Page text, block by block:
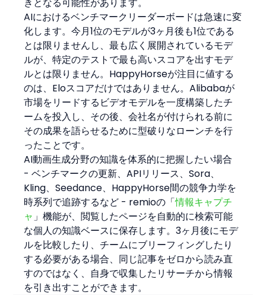
AIにおけるベンチマークリーダーボードは急速に変
化します。今月1位のモデルが3ヶ月後も1位である
とは限りませんし、最も広く展開されているモデ
ルが、特定のテストで最も高いスコアを出すモデ
ルとは限りません。HappyHorseが注目に値する
のは、Eloスコアだけではありません。Alibabaが
市場をリードするビデオモデルを一度構築したチ
ームを投入し、その後、会社名が付けられる前に
その成果を語らせるために型破りなローンチを行
ったことです。
AI動画生成分野の知識を体系的に把握したい場合
- ベンチマークの更新、APIリリース、Sora、
Kling、Seedance、HappyHorse間の競争力学を
時系列で追跡するなど - remioの「情報キャプチ
ャ」機能が、閲覧したページを自動的に検索可能
な個人の知識ベースに保存します。3ヶ月後にモデ
ルを比較したり、チームにブリーフィングしたり
する必要がある場合、同じ記事をゼロから読み直
すのではなく、自身で収集したリサーチから情報
を引き出すことができます。